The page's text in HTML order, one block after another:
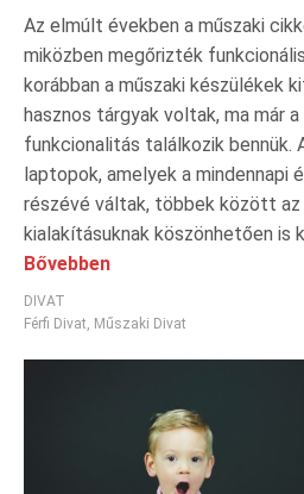
Az elmúlt években a műszaki
miközben megőrizték
korábban a műszaki készülékek
hasznos tárgyak voltak, ma már
funkcionalitás találkozik bennük.
laptopok, amelyek a mindennapi
részévé váltak, többek között az
kialakításuknak köszönhetően is
Bővebben
DIVAT
Férfi Divat, Műszaki Divat